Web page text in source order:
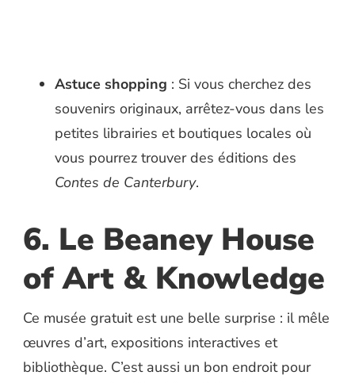
Astuce shopping : Si vous cherchez des
souvenirs originaux, arrêtez-vous dans les
petites librairies et boutiques locales où
vous pourrez trouver des éditions des
Contes de Canterbury.
6. Le Beaney House
of Art & Knowledge
Ce musée gratuit est une belle surprise : il mêle
œuvres d’art, expositions interactives et
bibliothèque. C’est aussi un bon endroit pour